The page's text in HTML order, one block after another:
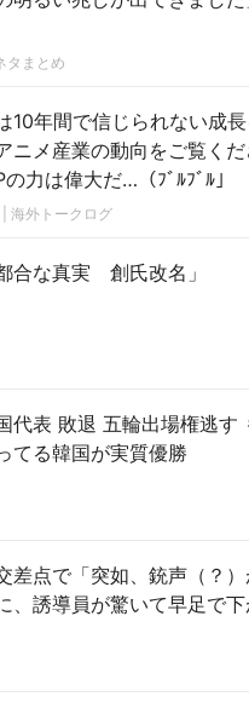
タまとめ
10年間で信じられない成
ニメ産業の動向をご覧くだ
力は偉大だ…（ﾌﾞﾙﾌﾞﾙ」
海外トークログ
合な真実 創氏改名」
代表 敗退 五輪出場権逃す
てる韓国が実質優勝
差点で「突如、銃声（？
、誘導員が驚いて早足で